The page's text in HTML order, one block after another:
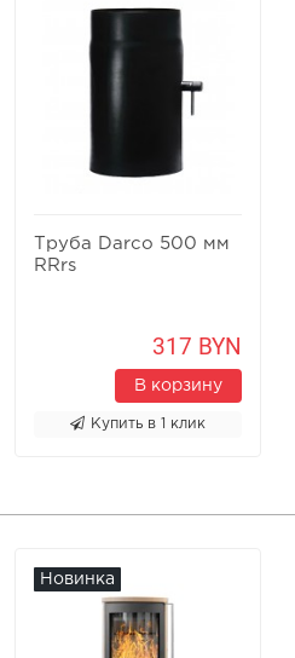
Труба Darco 500 мм
RRrs
317 BYN
В корзину
Купить в 1 клик
Новинка